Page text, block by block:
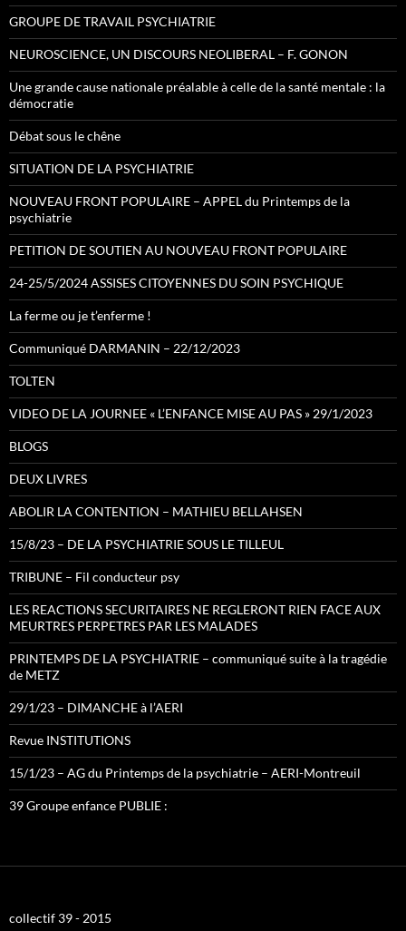
GROUPE DE TRAVAIL PSYCHIATRIE
NEUROSCIENCE, UN DISCOURS NEOLIBERAL – F. GONON
Une grande cause nationale préalable à celle de la santé mentale : la
démocratie
Débat sous le chêne
SITUATION DE LA PSYCHIATRIE
NOUVEAU FRONT POPULAIRE – APPEL du Printemps de la
psychiatrie
PETITION DE SOUTIEN AU NOUVEAU FRONT POPULAIRE
24-25/5/2024 ASSISES CITOYENNES DU SOIN PSYCHIQUE
La ferme ou je t’enferme !
Communiqué DARMANIN – 22/12/2023
TOLTEN
VIDEO DE LA JOURNEE « L’ENFANCE MISE AU PAS » 29/1/2023
BLOGS
DEUX LIVRES
ABOLIR LA CONTENTION – MATHIEU BELLAHSEN
15/8/23 – DE LA PSYCHIATRIE SOUS LE TILLEUL
TRIBUNE – Fil conducteur psy
LES REACTIONS SECURITAIRES NE REGLERONT RIEN FACE AUX
MEURTRES PERPETRES PAR LES MALADES
PRINTEMPS DE LA PSYCHIATRIE – communiqué suite à la tragédie
de METZ
29/1/23 – DIMANCHE à l’AERI
Revue INSTITUTIONS
15/1/23 – AG du Printemps de la psychiatrie – AERI-Montreuil
39 Groupe enfance PUBLIE :
collectif 39 - 2015